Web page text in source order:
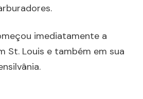
imediatamente a
St. Louis e também em sua